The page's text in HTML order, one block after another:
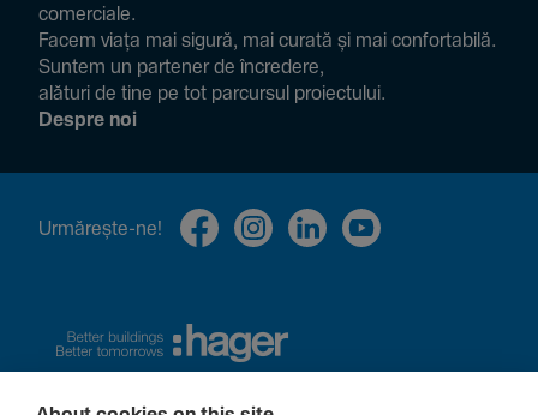
comer­ciale.
Facem viața mai sigură, mai curată și mai confor­ta­bilă.
Suntem un partener de încre­dere,
alături de tine pe tot parcursul proiec­tului.
Despre noi
Urmă­rește-ne!